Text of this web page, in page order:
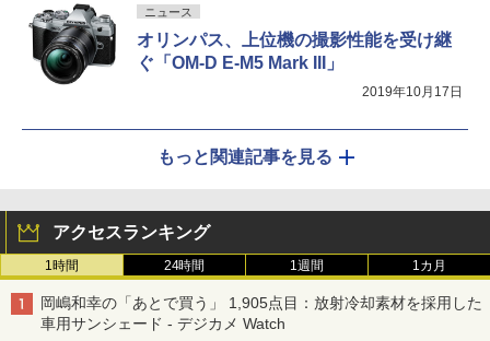
ニュース
オリンパス、上位機の撮影性能を受け継
ぐ「OM-D E-M5 Mark III」
2019年10月17日
もっと関連記事を見る
アクセスランキング
1時間 24時間 1週間 1カ月
岡嶋和幸の「あとで買う」 1,905点目：放射冷却素材を採用した
車用サンシェード - デジカメ Watch